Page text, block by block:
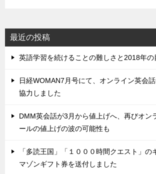
最近の投稿
英語学習を続けることの難しさと2018年の
日経WOMAN7月号にて、オンライン英会
協力しました
DMM英会話が3月から値上げへ、再びオン
ールの値上げの波の可能性も
「多読王国」「１０００時間クエスト」の
マゾンギフト券を送付しました